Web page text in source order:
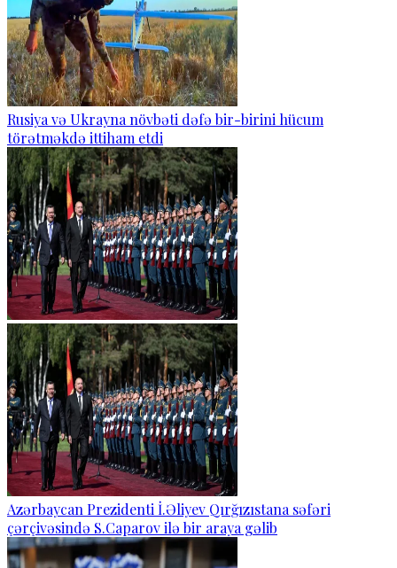
Rusiya və Ukrayna növbəti dəfə bir-birini hücum
törətməkdə ittiham etdi
Azərbaycan Prezidenti İ.Əliyev Qırğızıstana səfəri
çərçivəsində S.Caparov ilə bir araya gəlib